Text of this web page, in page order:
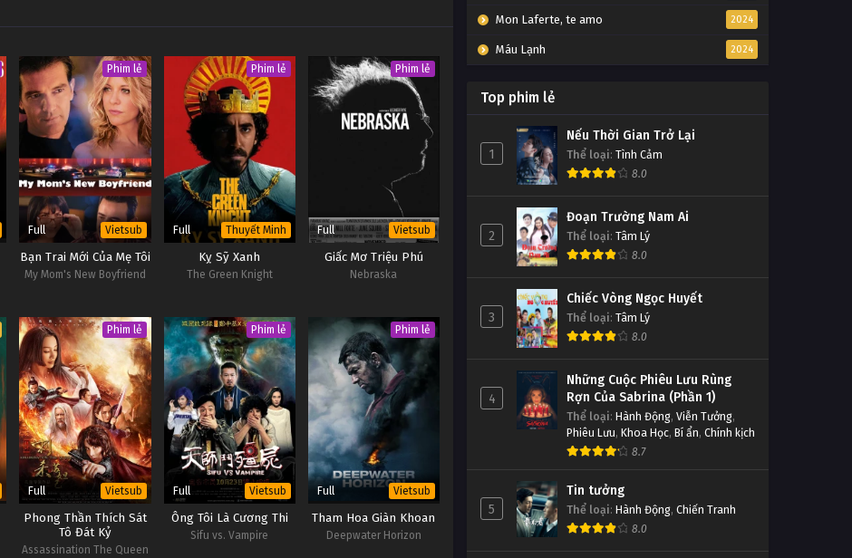
Phim lẻ
Full Vietsub
Bạn Trai Mới Của Mẹ Tôi
My Mom's New Boyfriend
Phim lẻ
Full Thuyết Minh
Kỵ Sỹ Xanh
The Green Knight
Phim lẻ
Full Vietsub
Giấc Mơ Triệu Phú
Nebraska
Phim lẻ
Full Vietsub
Phong Thần Thích Sát
Tô Đát Kỷ
Assassination The Queen
Phim lẻ
Full Vietsub
Ông Tôi Là Cương Thi
Sifu vs. Vampire
Phim lẻ
Full Vietsub
Tham Hoa Giàn Khoan
Deepwater Horizon
Mon Laferte, te amo 2024
Máu Lạnh 2024
Top phim lẻ
1
Nếu Thời Gian Trở Lại
Thể loại: Tình Cảm
8.0
2
Đoạn Trường Nam Ai
Thể loại: Tâm Lý
8.0
3
Chiếc Vòng Ngọc Huyết
Thể loại: Tâm Lý
8.0
4
Những Cuộc Phiêu Lưu Rùng
Rợn Của Sabrina (Phần 1)
Thể loại: Hành Động, Viễn Tưởng,
Phiêu Lưu, Khoa Học, Bí ẩn, Chính kịch
8.7
5
Tin tưởng
Thể loại: Hành Động, Chiến Tranh
8.0